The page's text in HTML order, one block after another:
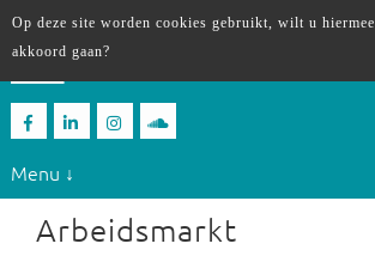
Menu ↓
Arbeidsmarkt
Op deze site worden cookies gebruikt, wilt u hiermee
akkoord gaan?